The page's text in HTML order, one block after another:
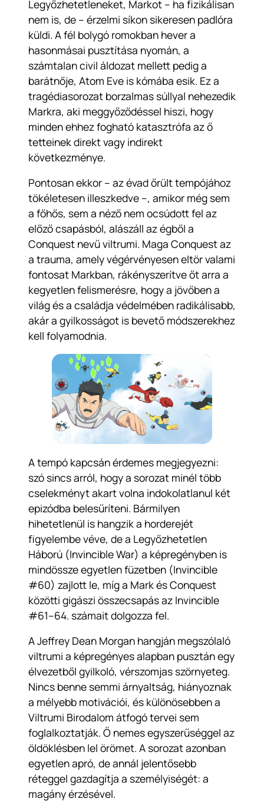
Legyőzhetetleneket, Markot – ha fizikálisan
nem is, de – érzelmi síkon sikeresen padlóra
küldi. A fél bolygó romokban hever a
hasonmásai pusztítása nyomán, a
számtalan civil áldozat mellett pedig a
barátnője, Atom Eve is kómába esik. Ez a
tragédiasorozat borzalmas súllyal nehezedik
Markra, aki meggyőződéssel hiszi, hogy
minden ehhez fogható katasztrófa az ő
tetteinek direkt vagy indirekt
következménye.
Pontosan ekkor – az évad őrült tempójához
tökéletesen illeszkedve –, amikor még sem
a főhős, sem a néző nem ocsúdott fel az
előző csapásból, alászáll az égből a
Conquest nevű viltrumi. Maga Conquest az
a trauma, amely végérvényesen eltör valami
fontosat Markban, rákényszerítve őt arra a
kegyetlen felismerésre, hogy a jövőben a
világ és a családja védelmében radikálisabb,
akár a gyilkosságot is bevető módszerekhez
kell folyamodnia.
A tempó kapcsán érdemes megjegyezni:
szó sincs arról, hogy a sorozat minél több
cselekményt akart volna indokolatlanul két
epizódba belesűríteni. Bármilyen
hihetetlenül is hangzik a horderejét
figyelembe véve, de a Legyőzhetetlen
Háború (Invincible War) a képregényben is
mindössze egyetlen füzetben (Invincible
#60) zajlott le, míg a Mark és Conquest
közötti gigászi összecsapás az Invincible
#61–64. számait dolgozza fel.
A Jeffrey Dean Morgan hangján megszólaló
viltrumi a képregényes alapban pusztán egy
élvezetből gyilkoló, vérszomjas szörnyeteg.
Nincs benne semmi árnyaltság, hiányoznak
a mélyebb motivációi, és különösebben a
Viltrumi Birodalom átfogó tervei sem
foglalkoztatják. Ő nemes egyszerűséggel az
öldöklésben lel örömet. A sorozat azonban
egyetlen apró, de annál jelentősebb
réteggel gazdagítja a személyiségét: a
magány érzésével.